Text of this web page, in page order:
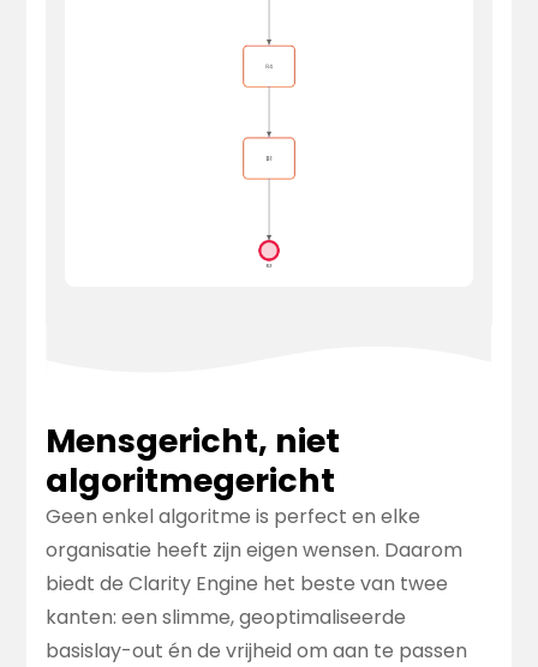
Mensgericht, niet
algoritmegericht
Geen enkel algoritme is perfect en elke
organisatie heeft zijn eigen wensen. Daarom
biedt de Clarity Engine het beste van twee
kanten: een slimme, geoptimaliseerde
basislay-out én de vrijheid om aan te passen